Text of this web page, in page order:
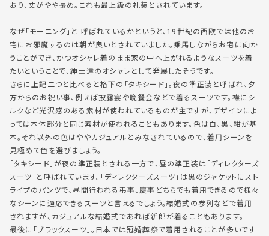
おり、丈がやや長め。これも最上級の礼装 とされています。
なぜ「モーニング」と 呼ばれているかというと、19世紀の西欧では他のお
宅にお邪魔するのは朝が良いとされていました。乗馬しながらお宅に向か
うことができ、かつオシャレ着のまま家の中へ上がれるようなスーツを着
たいということで、紳士達のオシャレとして発展したそうです。
さらに上記二つと比べると格下の「タキシード」。夜の準正装と呼ばれ、夕
方からのお祝い事、例えば披露宴や晩餐会などで着るスーツです。襟にシ
ルクなど光沢感のある素材が使われているものが主ですが、デザインによ
っては本体部分と同じ素材が使われることもあります。色は白、黒、紺が基
本。それ以外の色はややカジュアルとみなされているので、着用シーンを
見極めて色を選びましょう。
「タキシード」が夜の準正装とされる一方で、昼の準正装は「ディレクターズ
スーツ」と呼ばれています。「ディレクターズスーツ」は黒のジャケットにスト
ライプのパンツで、昼間行われる弔事、慶事どちらでも着用できるので様々
なシーンに適応できるスーツ と言えるでしょう。結婚式の参列などで着用
されますが、カジュアルな結婚式であれば新郎が着ることもあります。
最後に「ブラックスーツ」。日本では冠婚葬祭で着用されることが多いです